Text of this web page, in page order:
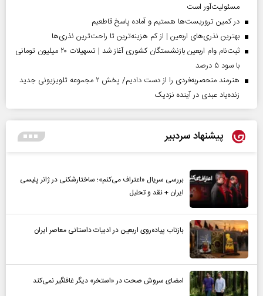
مسئولیت‌آور است
در کمین تروریست‌ها هستیم و آماده پاسخ قاطعیم
بهترین نذری‌های اربعین | از کم هزینه‌ترین تا راحت‌ترین نذری‌ها
ثبت‌نام وام اربعین بازنشستگان کشوری آغاز شد | تسهیلات ۲۰ میلیون تومانی
با سود ۵ درصد
هنرمند منحصر‌به‌فردی را از دست دادیم/ پخش ۲ مجموعه تلویزیونی جدید
زنده‌یاد عبدی در آینده نزدیک
پیشنهاد سردبیر
بررسی سریال «اعتراف می‌کنم»؛ ساختارشکنی در ژانر پلیسی
ایران + نقد و تحلیل
بازتاب پیاده‌روی اربعین در ادبیات داستانی معاصر ایران
امضای سروش صحت در «استخر» دیگر غافلگیر نمی‌کند